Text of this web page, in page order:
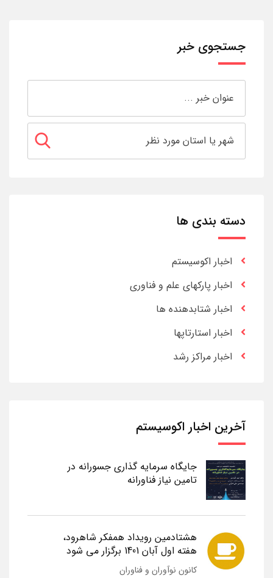
جستجوی خبر
دسته بندی ها
اخبار اکوسیستم
اخبار پارکهای علم و فناوری
اخبار شتابدهنده ها
اخبار استارتاپها
اخبار مراکز رشد
آخرین اخبار اکوسیستم
جایگاه سرمایه گذاری جسورانه در
تامین نیاز فناورانه
هشتادمین رویداد همفکر شاهرود،
هفته اول آبان 1401 برگزار می شود
کانون نوآوران و فناوران